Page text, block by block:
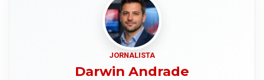
JORNALISTA
Darwin Andrade